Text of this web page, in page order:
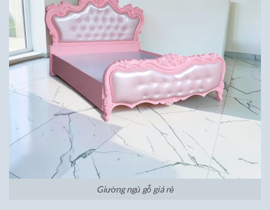
Giường ngủ gỗ giá rẻ